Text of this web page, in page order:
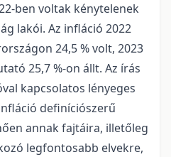
ben voltak kénytelenek
lakói. Az infláció 2022
24,5 % volt, 2023
25,7 %-on állt. Az írás
kapcsolatos lényeges
definíciószerű
annak fajtáira, illetőleg
legfontosabb elvekre,